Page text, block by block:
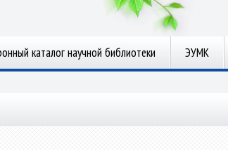
каталог научной библиотеки ЭУМК